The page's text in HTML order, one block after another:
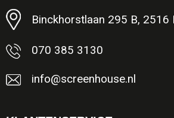
Binckhorstlaan 295 B, 2516
070 385 3130
info@screenhouse.nl